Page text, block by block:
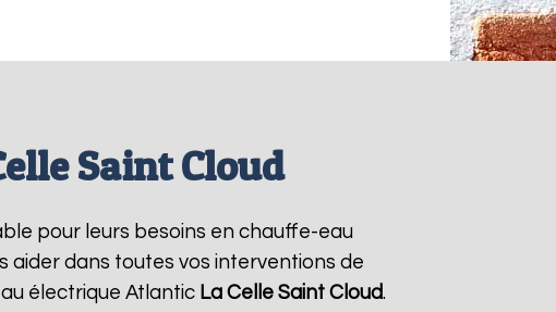
Saint Cloud
pour leurs besoins en chauffe-eau
aider dans toutes vos interventions de
électrique Atlantic La Celle Saint Cloud.